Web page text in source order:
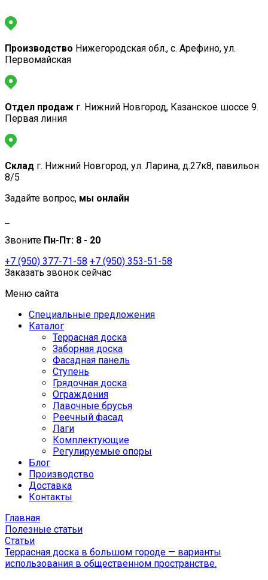
Производство Нижегородская обл., с. Арефино, ул.
Первомайская
Отдел продаж г. Нижний Новгород, Казанское шоссе 9.
Первая линия
Склад г. Нижний Новгород, ул. Ларина, д.27к8, павильон
8/5
Задайте вопрос, мы онлайн
Звоните Пн-Пт: 8 - 20
+7 (950) 377-71-58 +7 (950) 353-51-58
Заказать звонок сейчас
Меню сайта
Специальные предложения
Каталог
Террасная доска
Заборная доска
Фасадная панель
Ступень
Грядочная доска
Ограждения
Лавочные брусья
Реечный фасад
Лаги
Комплектующие
Регулируемые опоры
Блог
Производство
Доставка
Контакты
Главная
Полезные статьи
Статьи
Террасная доска в большом городе — варианты
использования в общественном пространстве.